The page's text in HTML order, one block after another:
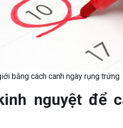
bằng cách canh ngày rụng trứng
nguyệt để